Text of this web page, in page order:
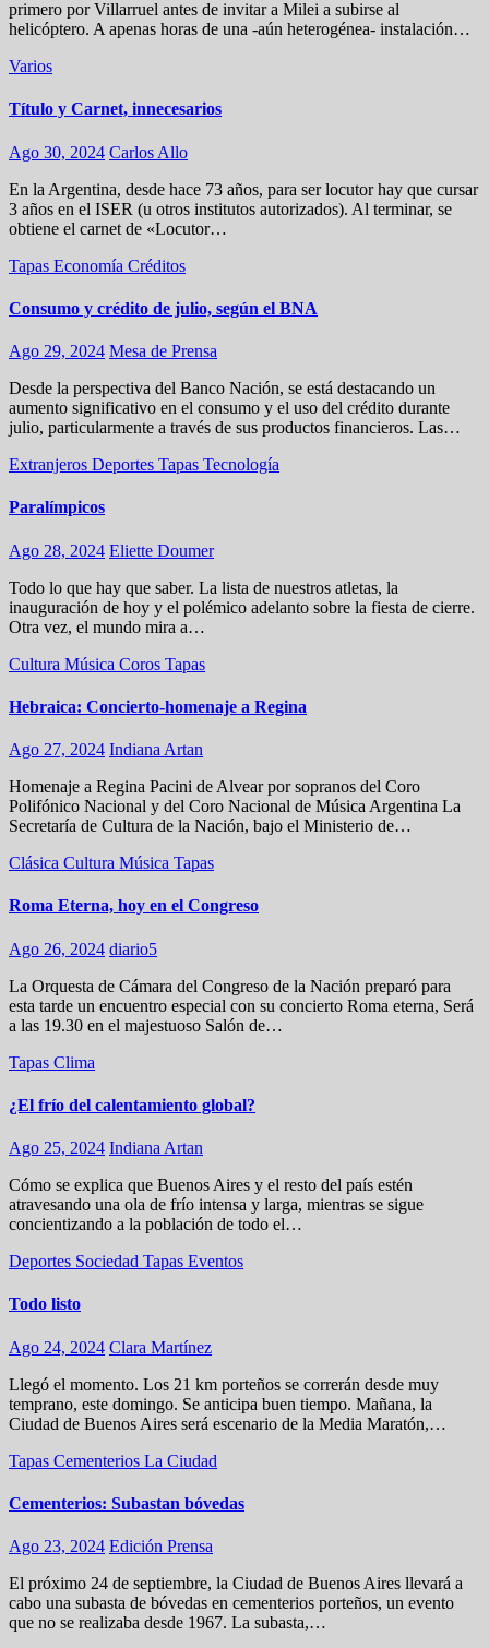
primero por Villarruel antes de invitar a Milei a subirse al
helicóptero. A apenas horas de una -aún heterogénea- instalación…
Varios
Título y Carnet, innecesarios
Ago 30, 2024 Carlos Allo
En la Argentina, desde hace 73 años, para ser locutor hay que cursar
3 años en el ISER (u otros institutos autorizados). Al terminar, se
obtiene el carnet de «Locutor…
Tapas Economía Créditos
Consumo y crédito de julio, según el BNA
Ago 29, 2024 Mesa de Prensa
Desde la perspectiva del Banco Nación, se está destacando un
aumento significativo en el consumo y el uso del crédito durante
julio, particularmente a través de sus productos financieros. Las…
Extranjeros Deportes Tapas Tecnología
Paralímpicos
Ago 28, 2024 Eliette Doumer
Todo lo que hay que saber. La lista de nuestros atletas, la
inauguración de hoy y el polémico adelanto sobre la fiesta de cierre.
Otra vez, el mundo mira a…
Cultura Música Coros Tapas
Hebraica: Concierto-homenaje a Regina
Ago 27, 2024 Indiana Artan
Homenaje a Regina Pacini de Alvear por sopranos del Coro
Polifónico Nacional y del Coro Nacional de Música Argentina La
Secretaría de Cultura de la Nación, bajo el Ministerio de…
Clásica Cultura Música Tapas
Roma Eterna, hoy en el Congreso
Ago 26, 2024 diario5
La Orquesta de Cámara del Congreso de la Nación preparó para
esta tarde un encuentro especial con su concierto Roma eterna, Será
a las 19.30 en el majestuoso Salón de…
Tapas Clima
¿El frío del calentamiento global?
Ago 25, 2024 Indiana Artan
Cómo se explica que Buenos Aires y el resto del país estén
atravesando una ola de frío intensa y larga, mientras se sigue
concientizando a la población de todo el…
Deportes Sociedad Tapas Eventos
Todo listo
Ago 24, 2024 Clara Martínez
Llegó el momento. Los 21 km porteños se correrán desde muy
temprano, este domingo. Se anticipa buen tiempo. Mañana, la
Ciudad de Buenos Aires será escenario de la Media Maratón,…
Tapas Cementerios La Ciudad
Cementerios: Subastan bóvedas
Ago 23, 2024 Edición Prensa
El próximo 24 de septiembre, la Ciudad de Buenos Aires llevará a
cabo una subasta de bóvedas en cementerios porteños, un evento
que no se realizaba desde 1967. La subasta,…